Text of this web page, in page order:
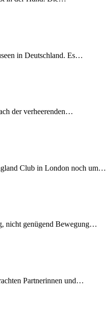
in Deutschland. Es…
der verheerenden…
Club in London noch um…
nicht genügend Bewegung…
Partnerinnen und…